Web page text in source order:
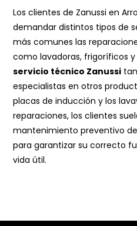
Los clientes de Zanussi en
demandar distintos tipos de
más comunes las
como lavadoras, frigoríficos y
servicio técnico Zanussi
especialistas en otros
placas de inducción y los
reparaciones, los clientes
mantenimiento preventivo
para garantizar su correcto
vida útil.